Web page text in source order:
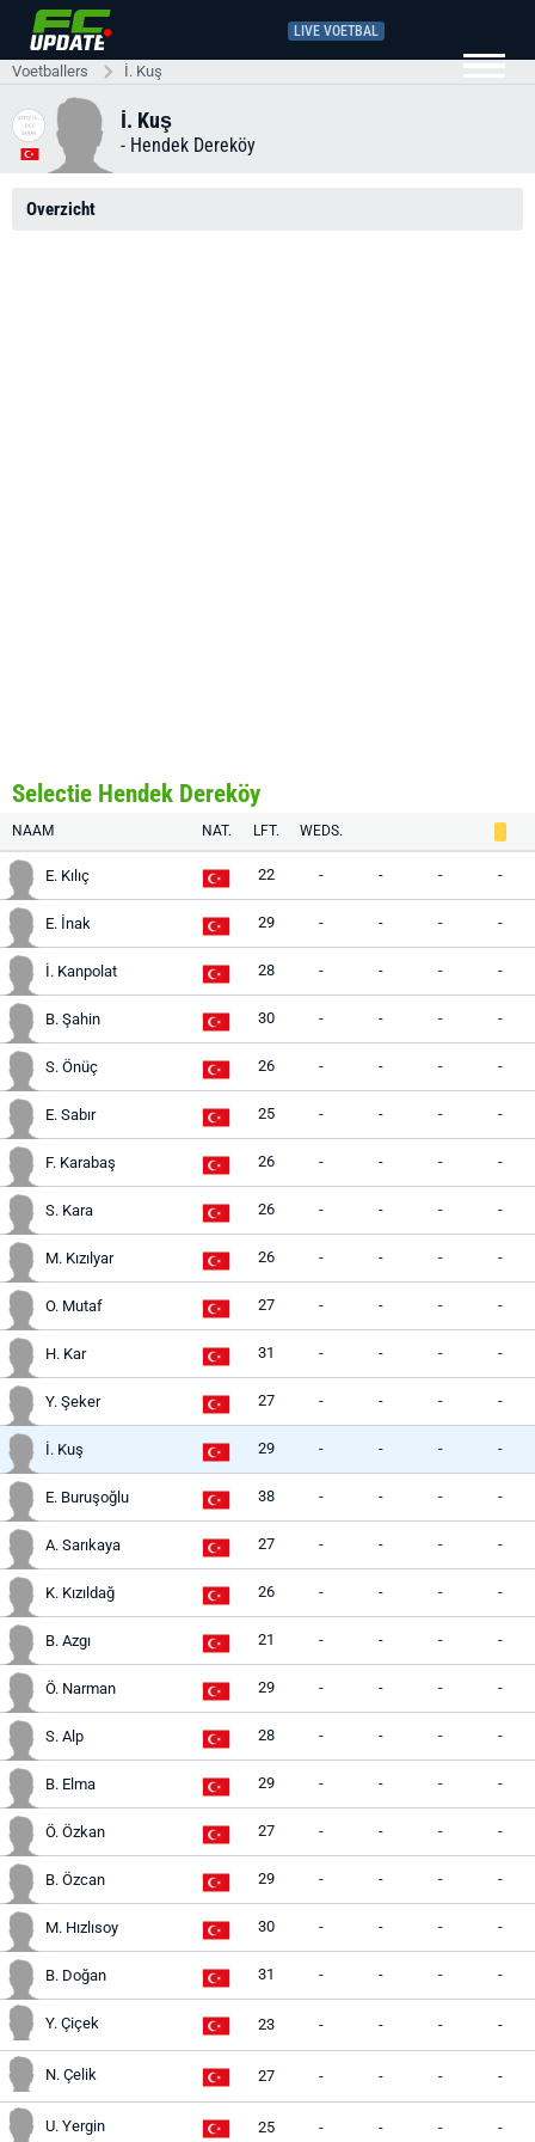
LIVE VOETBAL
Voetballers İ. Kuş
İ. Kuş
- Hendek Dereköy
Overzicht
Selectie Hendek Dereköy
NAAM NAT. LFT. WEDS.
E. Kılıç 22 - - - -
E. İnak 29 - - - -
İ. Kanpolat 28 - - - -
B. Şahin 30 - - - -
S. Önüç 26 - - - -
E. Sabır 25 - - - -
F. Karabaş 26 - - - -
S. Kara 26 - - - -
M. Kızılyar 26 - - - -
O. Mutaf 27 - - - -
H. Kar 31 - - - -
Y. Şeker 27 - - - -
İ. Kuş 29 - - - -
E. Buruşoğlu 38 - - - -
A. Sarıkaya 27 - - - -
K. Kızıldağ 26 - - - -
B. Azgı 21 - - - -
Ö. Narman 29 - - - -
S. Alp 28 - - - -
B. Elma 29 - - - -
Ö. Özkan 27 - - - -
B. Özcan 29 - - - -
M. Hızlısoy 30 - - - -
B. Doğan 31 - - - -
Y. Çiçek 23 - - - -
N. Çelik 27 - - - -
U. Yergin 25 - - - -